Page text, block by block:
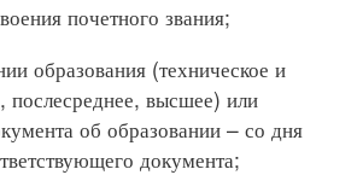
почетного звания;
образования (техническое и
послесреднее, высшее) или
об образовании – со дня
документа;